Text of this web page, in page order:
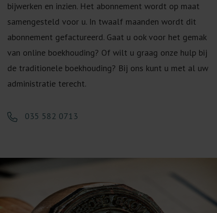
bijwerken en inzien. Het abonnement wordt op maat
samengesteld voor u. In twaalf maanden wordt dit
abonnement gefactureerd. Gaat u ook voor het gemak
van online boekhouding? Of wilt u graag onze hulp bij
de traditionele boekhouding? Bij ons kunt u met al uw
administratie terecht.
035 582 0713